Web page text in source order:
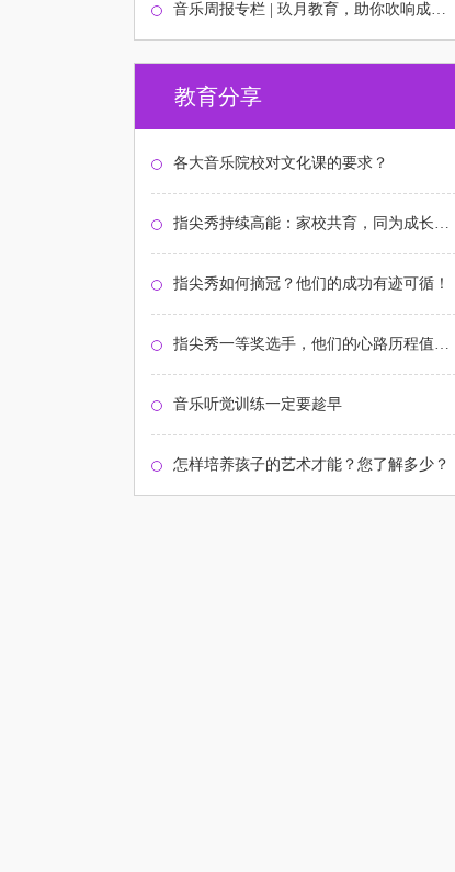
音乐周报专栏 | 玖月教育，助你吹响成功的号角
教育分享
各大音乐院校对文化课的要求？
指尖秀持续高能：家校共育，同为成长护航！
指尖秀如何摘冠？他们的成功有迹可循！
指尖秀一等奖选手，他们的心路历程值得关注
音乐听觉训练一定要趁早
怎样培养孩子的艺术才能？您了解多少？